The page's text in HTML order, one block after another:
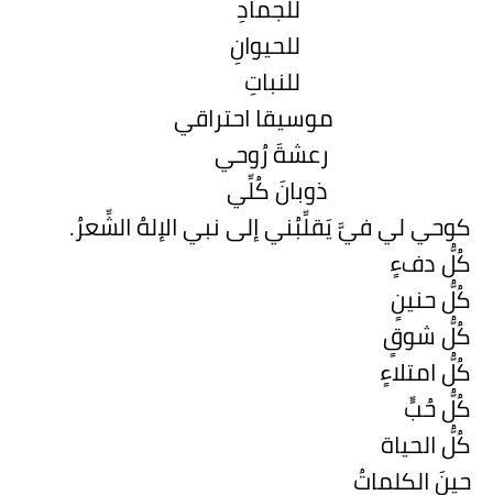
للحيوانِ
للنباتِ
موسيقا احتراقي
رعشةَ رُوحي
ذوبانَ كُلِّي
كوحي لي فيَّ يَقلِّبُني إلى نبي الإلهُ الشِّعرُ.
كُلُّ دفءٍ
كُلُّ حنينٍ
كُلُّ شوقٍ
كُلُّ امتلاءٍ
كُلُّ حُبٍّ
كُلُّ الحياة
حينَ الكلماتُ